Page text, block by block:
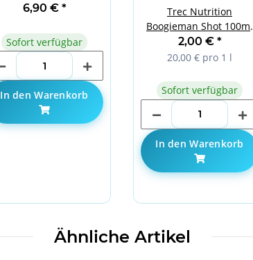
6,90 € *
Sofort verfügbar
In den Warenkorb
Trec Nutrition
Boogieman Shot 100ml
Grapefruit-Lime
2,00 € *
20,00 € pro 1 l
Sofort verfügbar
In den Warenkorb
Ähnliche Artikel